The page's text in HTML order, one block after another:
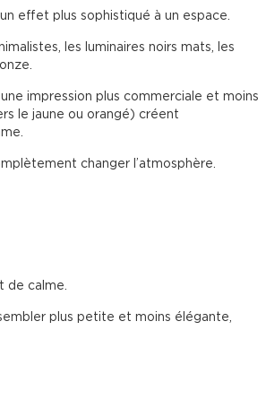
effet plus sophistiqué à un espace.
les luminaires noirs mats, les
impression plus commerciale et moins
le jaune ou orangé) créent
changer l’atmosphère.
de calme.
plus petite et moins élégante,